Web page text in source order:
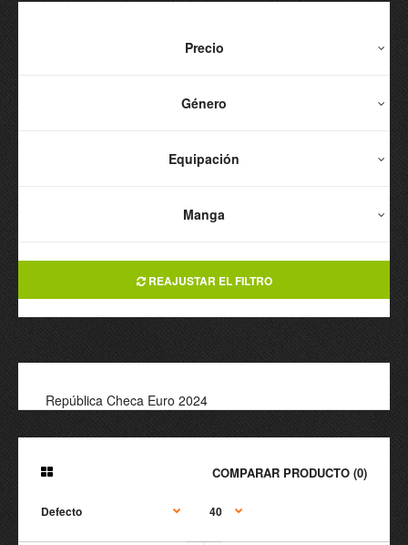
Precio
Género
Equipación
Manga
REAJUSTAR EL FILTRO
República Checa Euro 2024
COMPARAR PRODUCTO (0)